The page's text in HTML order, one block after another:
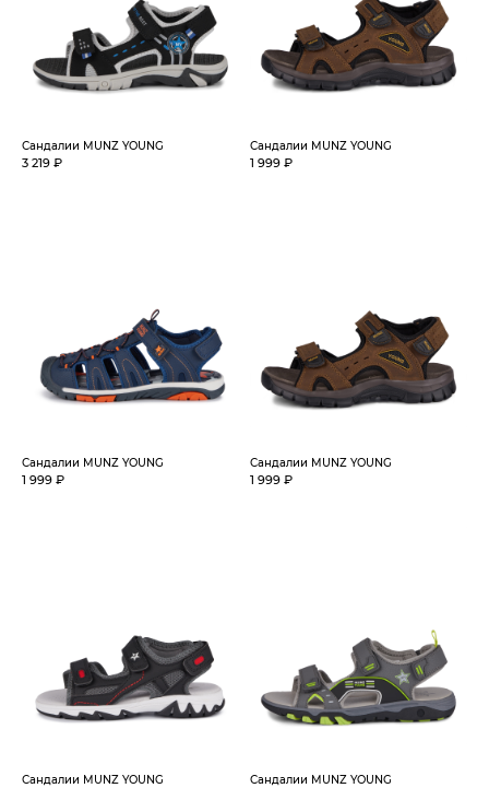
Сандалии MUNZ YOUNG
3 219 ₽
Сандалии MUNZ YOUNG
1 999 ₽
Сандалии MUNZ YOUNG
1 999 ₽
Сандалии MUNZ YOUNG
1 999 ₽
Сандалии MUNZ YOUNG Сандалии MUNZ YOUNG